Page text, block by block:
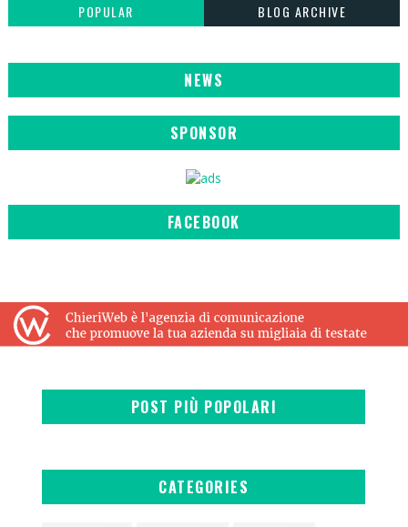
POPULAR BLOG ARCHIVE
NEWS
SPONSOR
FACEBOOK
POST PIÙ POPOLARI
CATEGORIES